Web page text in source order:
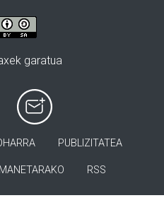
garatua
PUBLIZITATEA
RSS